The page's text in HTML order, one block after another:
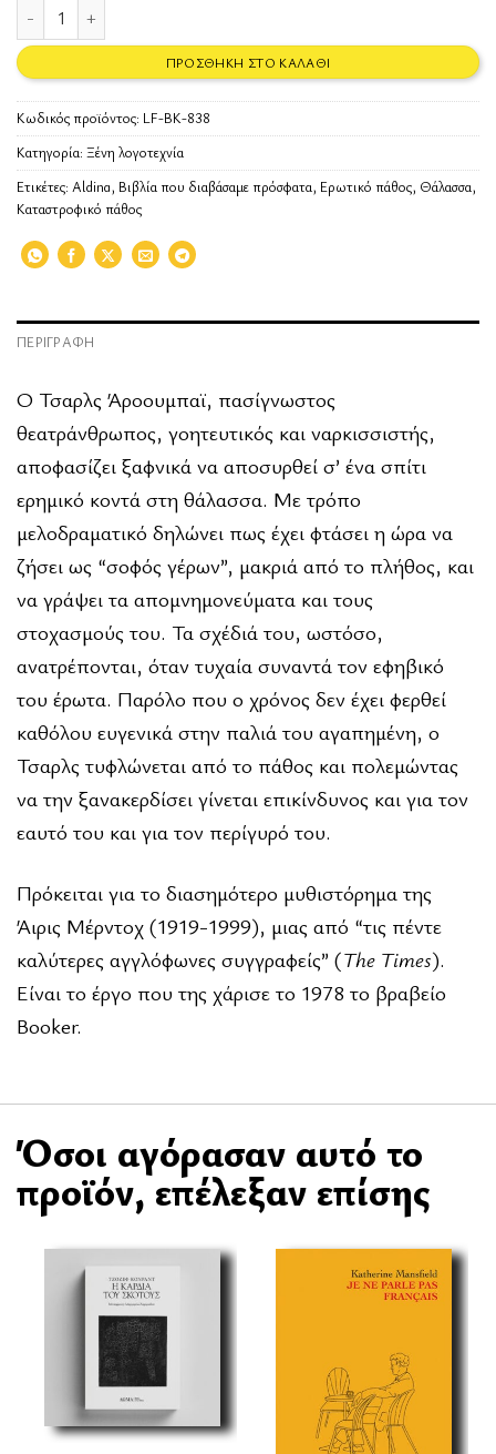
ΠΡΟΣΘΉΚΗ ΣΤΟ ΚΑΛΆΘΙ
Κωδικός προϊόντος: LF-BK-838
Κατηγορία: Ξένη λογοτεχνία
Ετικέτες: Aldina, Βιβλία που διαβάσαμε πρόσφατα, Ερωτικό πάθος, Θάλασσα,
Καταστροφικό πάθος
ΠΕΡΙΓΡΑΦΉ
Ο Τσαρλς Άροουμπαϊ, πασίγνωστος
θεατράνθρωπος, γοητευτικός και ναρκισσιστής,
αποφασίζει ξαφνικά να αποσυρθεί σ’ ένα σπίτι
ερημικό κοντά στη θάλασσα. Με τρόπο
μελοδραματικό δηλώνει πως έχει φτάσει η ώρα να
ζήσει ως “σοφός γέρων”, μακριά από το πλήθος, και
να γράψει τα απομνημονεύματα και τους
στοχασμούς του. Τα σχέδιά του, ωστόσο,
ανατρέπονται, όταν τυχαία συναντά τον εφηβικό
του έρωτα. Παρόλο που ο χρόνος δεν έχει φερθεί
καθόλου ευγενικά στην παλιά του αγαπημένη, ο
Τσαρλς τυφλώνεται από το πάθος και πολεμώντας
να την ξανακερδίσει γίνεται επικίνδυνος και για τον
εαυτό του και για τον περίγυρό του.
Πρόκειται για το διασημότερο μυθιστόρημα της
Άιρις Μέρντοχ (1919-1999), μιας από “τις πέντε
καλύτερες αγγλόφωνες συγγραφείς” (The Times).
Eίναι το έργο που της χάρισε το 1978 το βραβείο
Booker.
Όσοι αγόρασαν αυτό το
προϊόν, επέλεξαν επίσης